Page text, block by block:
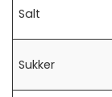
Salt
Sukker